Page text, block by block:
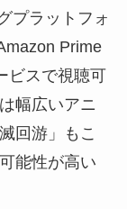
プラットフォ
Prime
ビスで視聴可
幅広いアニ
回游」もこ
能性が高い